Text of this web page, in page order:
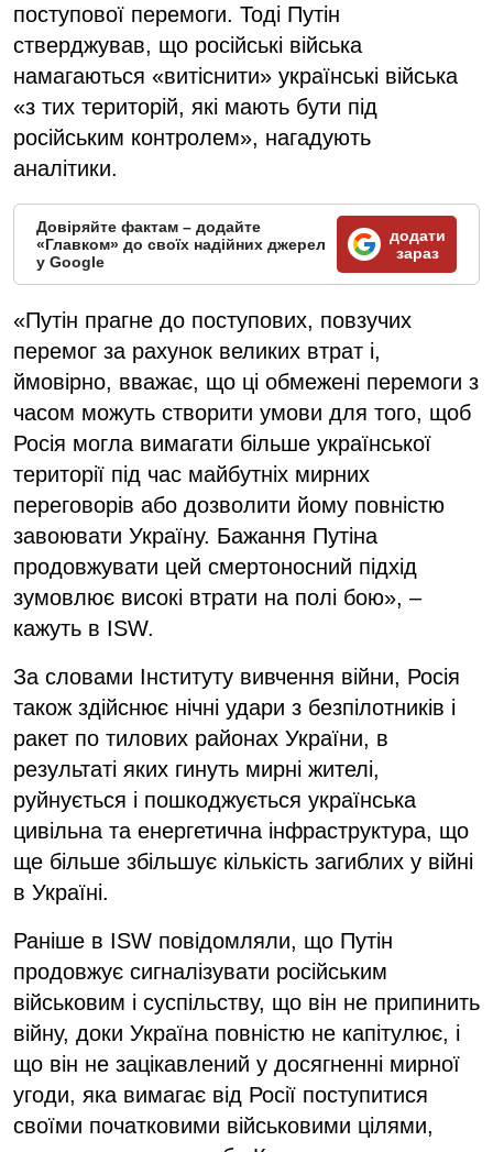
поступової перемоги. Тоді Путін
стверджував, що російські війська
намагаються «витіснити» українські війська
«з тих територій, які мають бути під
російським контролем», нагадують
аналітики.
Довіряйте фактам – додайте
«Главком» до своїх надійних джерел
у Google
додати
зараз
«Путін прагне до поступових, повзучих
перемог за рахунок великих втрат і,
ймовірно, вважає, що ці обмежені перемоги з
часом можуть створити умови для того, щоб
Росія могла вимагати більше української
території під час майбутніх мирних
переговорів або дозволити йому повністю
завоювати Україну. Бажання Путіна
продовжувати цей смертоносний підхід
зумовлює високі втрати на полі бою», –
кажуть в ISW.
За словами Інституту вивчення війни, Росія
також здійснює нічні удари з безпілотників і
ракет по тилових районах України, в
результаті яких гинуть мирні жителі,
руйнується і пошкоджується українська
цивільна та енергетична інфраструктура, що
ще більше збільшує кількість загиблих у війні
в Україні.
Раніше в ISW повідомляли, що Путін
продовжує сигналізувати російським
військовим і суспільству, що він не припинить
війну, доки Україна повністю не капітулює, і
що він не зацікавлений у досягненні мирної
угоди, яка вимагає від Росії поступитися
своїми початковими військовими цілями,